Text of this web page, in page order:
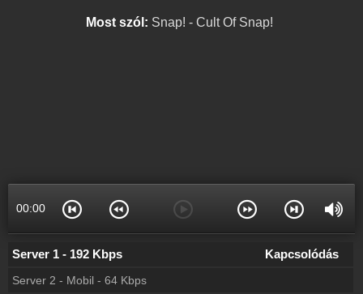
Most szól: Snap! - Cult Of Snap!
00:00
Server 1 - 192 Kbps Kapcsolódás
Server 2 - Mobil - 64 Kbps